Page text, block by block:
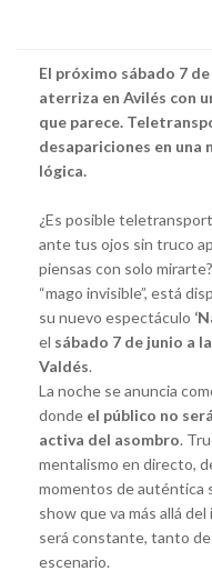
El próximo sábado 7
aterriza en Avilés con
que parece.
desapariciones en una
lógica.
¿Es posible
ante tus ojos sin truco
piensas con solo
“mago invisible”, está
su nuevo espectáculo
el sábado 7 de junio a
Valdés.
La noche se anuncia
donde el público no
activa del asombro.
mentalismo en directo,
momentos de auténtica
show que va más allá
será constante, tanto
escenario.